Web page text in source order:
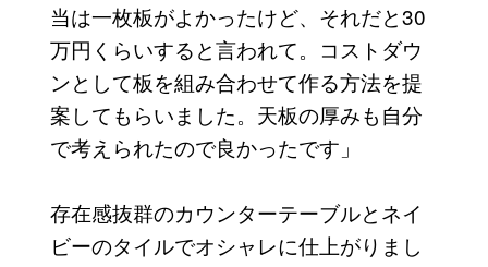
当は一枚板がよかったけど、それだと30
万円くらいすると言われて。コストダウ
ンとして板を組み合わせて作る方法を提
案してもらいました。天板の厚みも自分
で考えられたので良かったです」
存在感抜群のカウンターテーブルとネイ
ビーのタイルでオシャレに仕上がりまし